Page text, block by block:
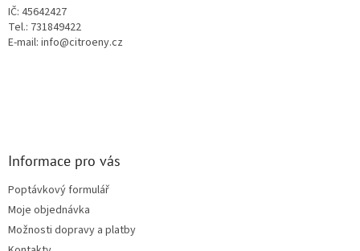
IČ: 45642427
Tel.: 731849422
E-mail: info@citroeny.cz
Informace pro vás
Poptávkový formulář
Moje objednávka
Možnosti dopravy a platby